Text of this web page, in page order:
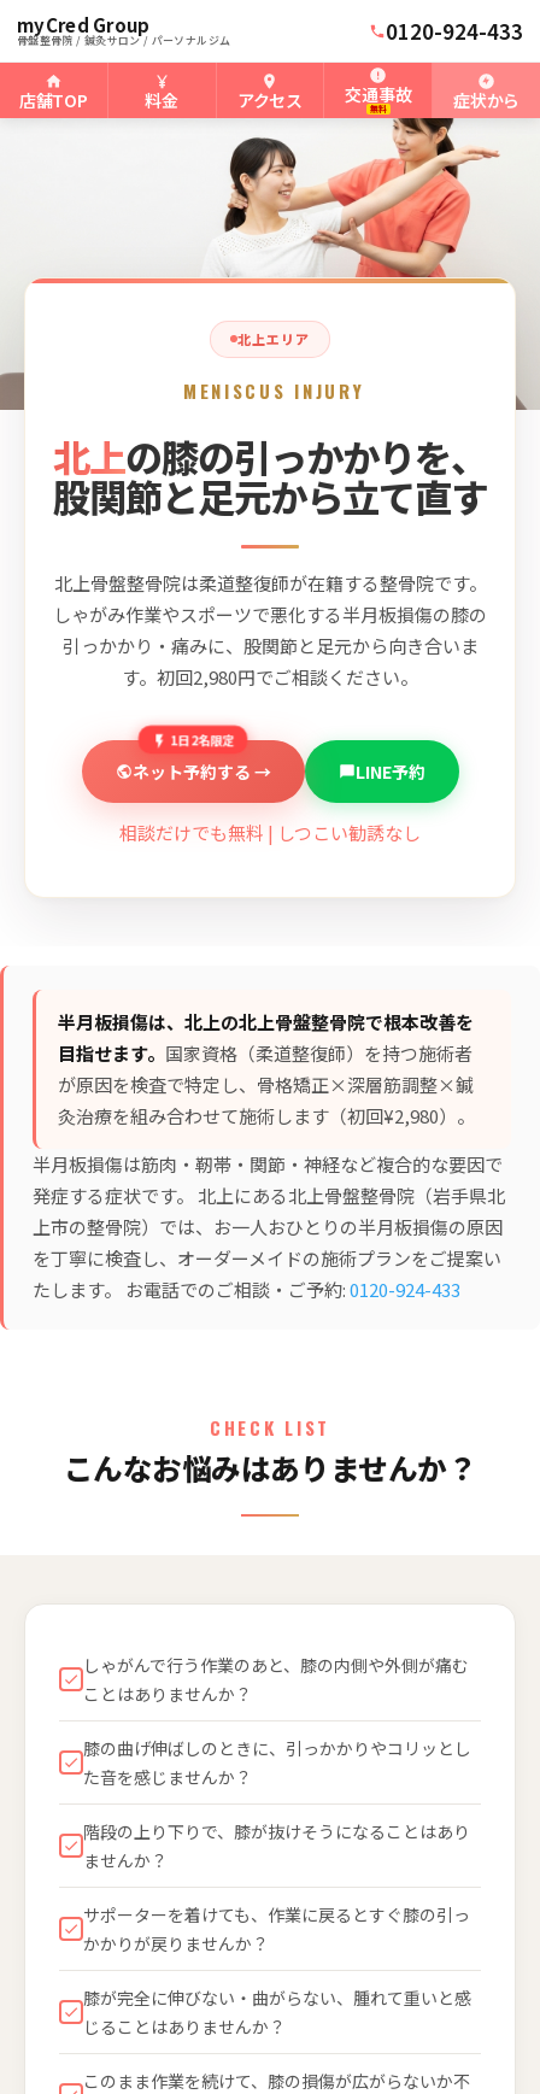
myCred Group
骨盤整骨院 / 鍼灸サロン / パーソナルジム 0120-924-433
店舗TOP 料金 アクセス 交通事故
無料 症状から
ホーム › 北上骨盤整骨院
北上エリア
MENISCUS INJURY
北上の膝の引っかかりを、
股関節と足元から立て直す
北上骨盤整骨院は柔道整復師が在籍する整骨院です。
しゃがみ作業やスポーツで悪化する半月板損傷の膝の
引っかかり・痛みに、股関節と足元から向き合いま
す。初回2,980円でご相談ください。
1日2名限定
ネット予約する → LINE予約
相談だけでも無料 | しつこい勧誘なし
半月板損傷は、北上の北上骨盤整骨院で根本改善を
目指せます。 国家資格（柔道整復師）を持つ施術者
が原因を検査で特定し、 骨格矯正×深層筋調整×鍼
灸治療を組み合わせて施術します（初回¥2,980）。
半月板損傷は筋肉・靭帯・関節・神経など複合的な要因で
発症する症状です。 北上にある北上骨盤整骨院（岩手県北
上市の整骨院）では、お一人おひとりの半月板損傷の原因
を丁寧に検査し、オーダーメイドの施術プランをご提案い
たします。 お電話でのご相談・ご予約:0120-924-433
CHECK LIST
こんなお悩みはありませんか？
しゃがんで行う作業のあと、膝の内側や外側が痛む
ことはありませんか？
膝の曲げ伸ばしのときに、引っかかりやコリッとし
た音を感じませんか？
階段の上り下りで、膝が抜けそうになることはあり
ませんか？
サポーターを着けても、作業に戻るとすぐ膝の引っ
かかりが戻りませんか？
膝が完全に伸びない・曲がらない、腫れて重いと感
じることはありませんか？
このまま作業を続けて、膝の損傷が広がらないか不